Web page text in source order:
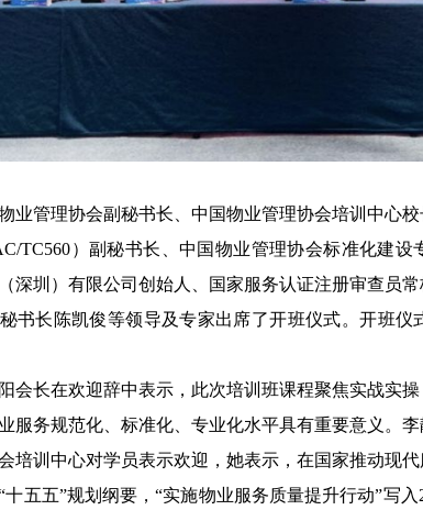
业管理协会副秘书长、中国物业管理协会培训中心
TC560）副秘书长、中国物业管理协会标准化建
深圳）有限公司创始人、国家服务认证注册审查员
书长陈凯俊等领导及专家出席了开班仪式。开班仪
会长在欢迎辞中表示，此次培训班课程聚焦实战实
服务规范化、标准化、专业化水平具有重要意义。
培训中心对学员表示欢迎，她表示，在国家推动现
十五五”规划纲要，“实施物业服务质量提升行动”写